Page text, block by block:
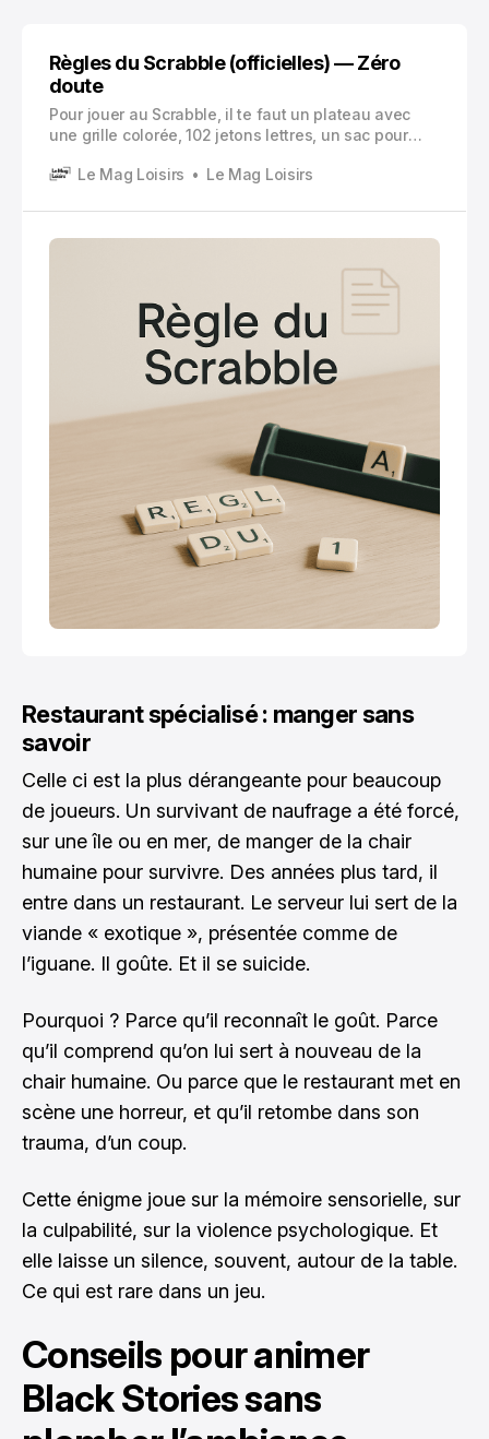
Règles du Scrabble (officielles) — Zéro
doute
Pour jouer au Scrabble, il te faut un plateau avec
une grille colorée, 102 jetons lettres, un sac pour
joueur) pour cacher tes lettres, et au moins 2 joueurs
Le Mag Loisirs Le Mag Loisirs
Restaurant spécialisé : manger sans
savoir
Celle ci est la plus dérangeante pour beaucoup
de joueurs. Un survivant de naufrage a été forcé,
sur une île ou en mer, de manger de la chair
humaine pour survivre. Des années plus tard, il
entre dans un restaurant. Le serveur lui sert de la
viande « exotique », présentée comme de
l’iguane. Il goûte. Et il se suicide.
Pourquoi ? Parce qu’il reconnaît le goût. Parce
qu’il comprend qu’on lui sert à nouveau de la
chair humaine. Ou parce que le restaurant met en
scène une horreur, et qu’il retombe dans son
trauma, d’un coup.
Cette énigme joue sur la mémoire sensorielle, sur
la culpabilité, sur la violence psychologique. Et
elle laisse un silence, souvent, autour de la table.
Ce qui est rare dans un jeu.
Conseils pour animer
Black Stories sans